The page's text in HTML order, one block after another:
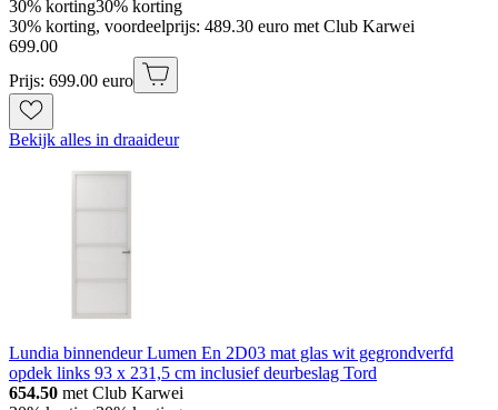
30% korting30% korting
30% korting, voordeelprijs: 489.30 euro met Club Karwei
699.00
Prijs: 699.00 euro
Bekijk alles in draaideur
Lundia binnendeur Lumen En 2D03 mat glas wit gegrondverfd
opdek links 93 x 231,5 cm inclusief deurbeslag Tord
654.50 met Club Karwei